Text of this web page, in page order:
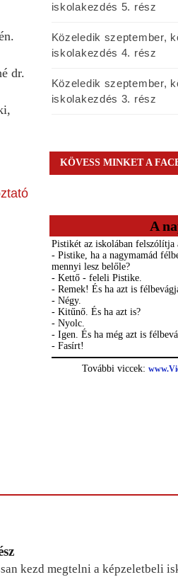
dr.
iskolakezdés 5. rész
Közeledik szeptember,
iskolakezdés 4. rész
Közeledik szeptember,
iskolakezdés 3. rész
KÖVESS MINKET A
A
kezd megtelni a képzeletbeli